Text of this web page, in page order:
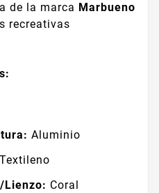
de la marca Marbueno
recreativas
Aluminio
Textileno
Lienzo: Coral